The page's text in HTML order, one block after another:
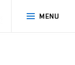
MENU